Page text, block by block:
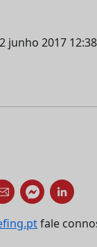
junho 2017 12:38
fale